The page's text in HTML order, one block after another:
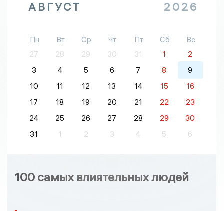
АВГУСТ 2026
Пн Вт Ср Чт Пт Сб
Вс
27
28 29 30 31 1
2
3
4 5 6 7 8
9
10
11 12 13 14 15
16
17
18 19 20 21 22
23
24
25 26 27 28 29
30
31
1 2 3 4 5 6
100 самых влиятельных людей